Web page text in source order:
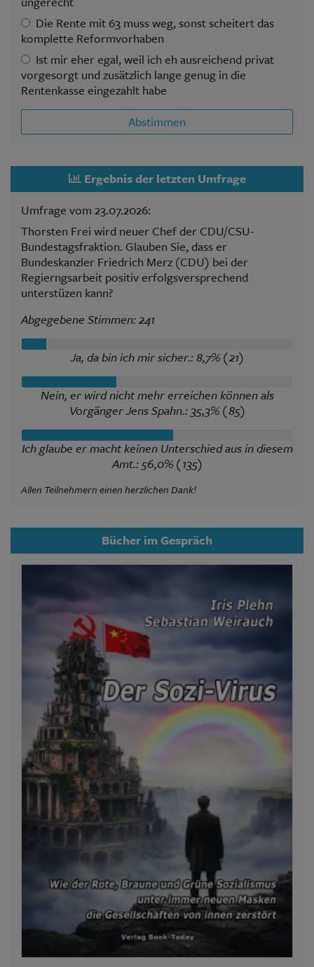
Die Rente mit 63 muss weg, sonst scheitert das
komplette Reformvorhaben
Ist mir eher egal, weil ich eh ausreichend privat
vorgesorgt und zusätzlich lange genug in die
Rentenkasse eingezahlt habe
Abstimmen
Ergebnis der letzten Umfrage
Umfrage vom 23.07.2026:
Thorsten Frei wird neuer Chef der CDU/CSU-
Bundestagsfraktion. Glauben Sie, dass er
Bundeskanzler Friedrich Merz (CDU) bei der
Regierngsarbeit positiv erfolgsversprechend
unterstüzen kann?
Abgegebene Stimmen: 241
Ja, da bin ich mir sicher.: 8,7% (21)
Nein, er wird nicht mehr erreichen können als
Vorgänger Jens Spahn.: 35,3% (85)
Ich glaube er macht keinen Unterschied aus in diesem
Amt.: 56,0% (135)
Allen Teilnehmern einen herzlichen Dank!
Bücher im Gespräch